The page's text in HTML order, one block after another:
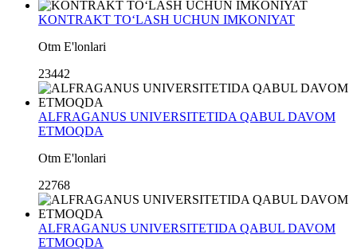
KONTRAKT TO‘LASH UCHUN IMKONIYAT
Otm E'lonlari
23442
ALFRAGANUS UNIVERSITETIDA QABUL DAVOM
ETMOQDA
Otm E'lonlari
22768
ALFRAGANUS UNIVERSITETIDA QABUL DAVOM
ETMOQDA